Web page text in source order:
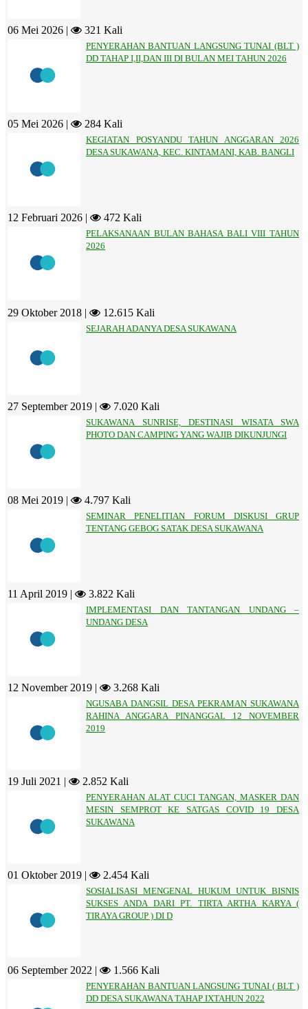
06 Mei 2026 | 321 Kali
PENYERAHAN BANTUAN LANGSUNG TUNAI (BLT )
DD TAHAP I,II,DAN III DI BULAN MEI TAHUN 2026
05 Mei 2026 | 284 Kali
KEGIATAN POSYANDU TAHUN ANGGARAN 2026
DESA SUKAWANA, KEC. KINTAMANI, KAB. BANGLI
12 Februari 2026 | 472 Kali
PELAKSANAAN BULAN BAHASA BALI VIII TAHUN
2026
29 Oktober 2018 | 12.615 Kali
SEJARAH ADANYA DESA SUKAWANA
27 September 2019 | 7.020 Kali
SUKAWANA SUNRISE, DESTINASI WISATA SWA
PHOTO DAN CAMPING YANG WAJIB DIKUNJUNGI
08 Mei 2019 | 4.797 Kali
SEMINAR PENELITIAN FORUM DISKUSI GRUP
TENTANG GEBOG SATAK DESA SUKAWANA
11 April 2019 | 3.822 Kali
IMPLEMENTASI DAN TANTANGAN UNDANG –
UNDANG DESA
12 November 2019 | 3.268 Kali
NGUSABA DANGSIL DESA PEKRAMAN SUKAWANA
RAHINA ANGGARA PINANGGAL 12 NOVEMBER
2019
19 Juli 2021 | 2.852 Kali
PENYERAHAN ALAT CUCI TANGAN, MASKER DAN
MESIN SEMPROT KE SATGAS COVID 19 DESA
SUKAWANA
01 Oktober 2019 | 2.454 Kali
SOSIALISASI MENGENAL HUKUM UNTUK BISNIS
SUKSES ANDA DARI PT. TIRTA ARTHA KARYA (
TIRAYA GROUP ) DI D
06 September 2022 | 1.566 Kali
PENYERAHAN BANTUAN LANGSUNG TUNAI ( BLT )
DD DESA SUKAWANA TAHAP IXTAHUN 2022